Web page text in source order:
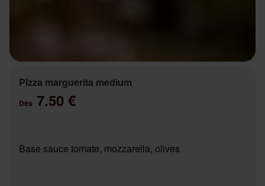
Pizza marguerita medium
Dès 7.50 €
Base sauce tomate, mozzarella, olives